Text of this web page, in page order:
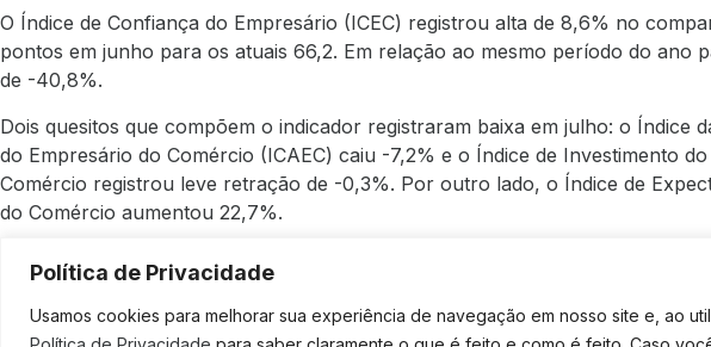
Política de Privacidade
Usamos cookies para melhorar sua experiência de navegação em nosso site e, ao
O Índice de Confiança do Empresário (ICEC) registrou alta de 8,6% no
pontos em junho para os atuais 66,2. Em relação ao mesmo período do ano
de -40,8%.
Dois quesitos que compõem o indicador registraram baixa em julho: o Índice
do Empresário do Comércio (ICAEC) caiu -7,2% e o Índice de Investimento
Comércio registrou leve retração de -0,3%. Por outro lado, o Índice de
do Comércio aumentou 22,7%.
IEC
O Índice de Expansão do Comércio (IEC) ficou praticamente estável, com